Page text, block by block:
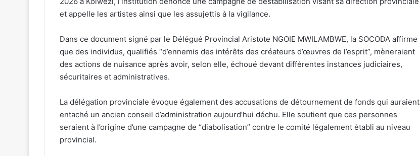
et appelle les artistes ainsi que les assujettis à la vigilance.
Dans ce document signé par le Délégué Provincial Aristote NGOIE MWILAMBWE, la SOCODA affirme
que des individus, qualifiés “d’ennemis des intérêts des créateurs d’œuvres de l’esprit”, mèneraient
des actions de nuisance après avoir, selon elle, échoué devant différentes instances judiciaires,
sécuritaires et administratives.
La délégation provinciale évoque également des accusations de détournement de fonds qui auraient
entaché un ancien conseil d’administration aujourd’hui déchu. Elle soutient que ces personnes
seraient à l’origine d’une campagne de “diabolisation” contre le comité légalement établi au niveau
provincial.